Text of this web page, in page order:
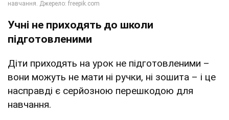
Учні не приходять до школи
підготовленими
Діти приходять на урок не підготовленими –
вони можуть не мати ні ручки, ні зошита – і це
насправді є серйозною перешкодою для
навчання.